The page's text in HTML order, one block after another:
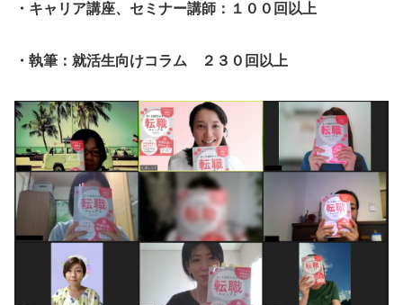
・キャリア講座、セミナー講師：１００回以上
・執筆：就活生向けコラム ２３０回以上